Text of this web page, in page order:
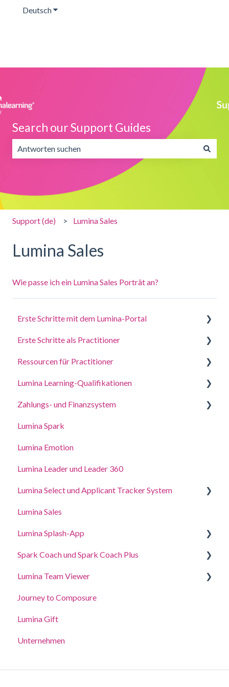
DeutschUntermenü für Übersetzungen anzeigen
Search our Support Guides
Es gibt keine Vorschläge, da das Suchfeld leer ist.
Support (de) Lumina Sales
Lumina Sales
Wie passe ich ein Lumina Sales Porträt an?
Erste Schritte mit dem Lumina-Portal
Beantworten Sie einen Fragebogen oder erledigen
Erste Schritte als Practitioner
Ein Projekt erstellen, Teilnehmer einladen und auf
Ressourcen für Practitioner
Leitfäden für Coaching und Workshops
Lumina Learning-Qualifikationen
Online-Lernportal (LLXP)
Zahlungs- und Finanzsystem
Punkte kaufen und Transaktionen anzeigen
Lumina Spark
Lumina Emotion
Lumina Leader und Leader 360
Lumina Select und Applicant Tracker System
Applicant Tracker System
Lumina Select Explainer
Lumina Sales
Lumina Splash-App
Für Teilnehmer
für Practitioners
Spark Coach und Spark Coach Plus
Anleitungen und Demos
Spark Coach
Spark Coach Plus
Lumina Team Viewer
Ein Team erstellen, anzeigen oder bearbeiten
Weitere Funktionen des Lumina-Team
Journey to Composure
Lumina Gift
Unternehmen